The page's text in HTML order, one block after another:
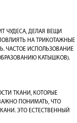
ЧУДЕСА, ДЕЛАЯ ВЕЩИ
НА ТРИКОТАЖНЫЕ
ЧАСТОЕ ИСПОЛЬЗОВАНИЕ
КАТЫШКОВ).
ТКАНИ, КОТОРЫЕ
ПОНИМАТЬ, ЧТО
ЭТО ЕСТЕСТВЕННЫЙ